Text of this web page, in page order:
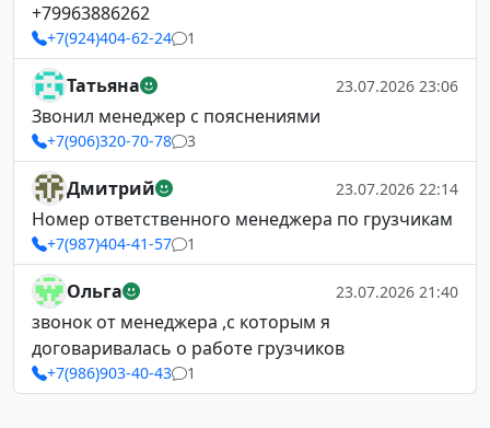
+79963886262
+7(924)404-62-24 1
Татьяна 23.07.2026 23:06
Звонил менеджер с пояснениями
+7(906)320-70-78 3
Дмитрий 23.07.2026 22:14
Номер ответственного менеджера по грузчикам
+7(987)404-41-57 1
Ольга 23.07.2026 21:40
звонок от менеджера ,с которым я
договаривалась о работе грузчиков
+7(986)903-40-43 1